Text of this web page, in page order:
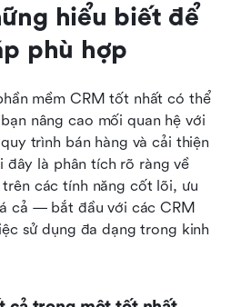
hiểu biết để
phù hợp
mềm CRM tốt nhất có thể
nâng cao mối quan hệ với
trình bán hàng và cải thiện
là phân tích rõ ràng về
các tính năng cốt lõi, ưu
cả — bắt đầu với các CRM
sử dụng đa dạng trong kinh